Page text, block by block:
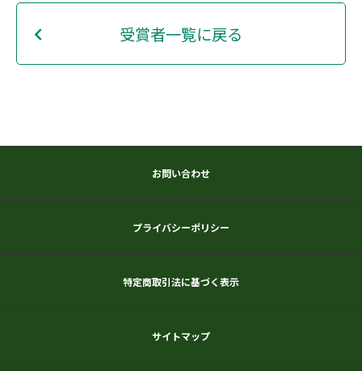
受賞者一覧に戻る
お問い合わせ
プライバシーポリシー
特定商取引法に基づく表示
サイトマップ